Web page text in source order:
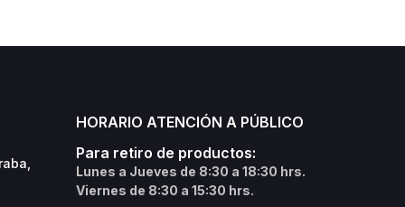
HORARIO ATENCIÓN A PÚBLICO
Para retiro de productos:
Lunes a Jueves de 8:30 a 18:30 hrs.
Viernes de 8:30 a 15:30 hrs.